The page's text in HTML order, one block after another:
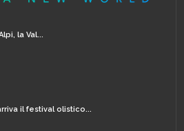
la Val...
il festival olistico...